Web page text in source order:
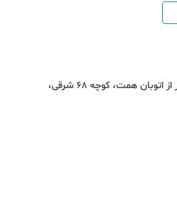
تهران، شیراز جنوبی، پایین‌تر از اتوبان همت، کوچه 68 شرقی،